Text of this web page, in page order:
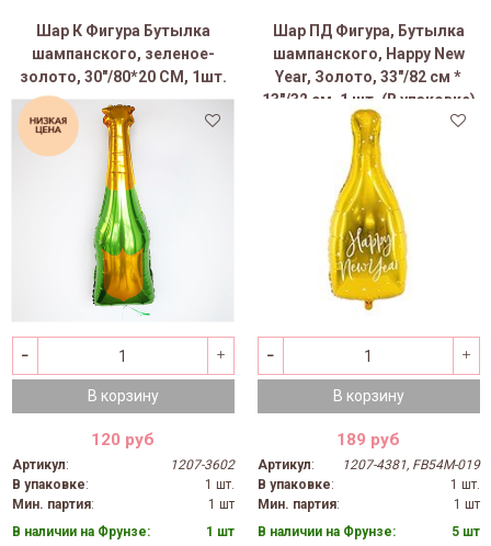
Шар К Фигура Бутылка
шампанского, зеленое-
золото, 30"/80*20 СМ, 1шт.
В корзину
120 руб
Артикул:
1207-3602
В упаковке:
1 шт.
Мин. партия:
1 шт
В наличии на Фрунзе:
1 шт
Шар ПД Фигура, Бутылка
шампанского, Happy New
Year, Золото, 33"/82 см *
13"/32 см, 1 шт. (В упаковке)
В корзину
189 руб
Артикул:
1207-4381, FB54M-019
В упаковке:
1 шт.
Мин. партия:
1 шт
В наличии на Фрунзе:
5 шт